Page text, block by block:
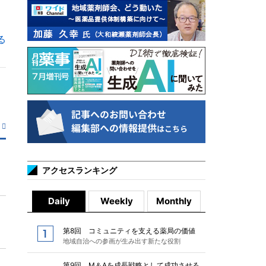
アクセスランキング
Daily Weekly Monthly
第8回 コミュニティを支える薬局の価値
地域自治への参画が生み出す新たな役割